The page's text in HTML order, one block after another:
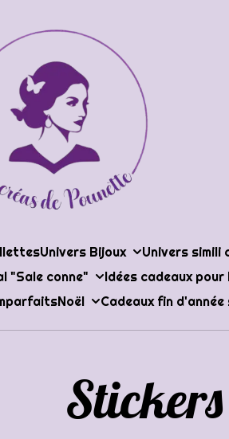
Univers Bijoux Univers simili
"Sale conne" Idées cadeaux pour
Noël Cadeaux fin